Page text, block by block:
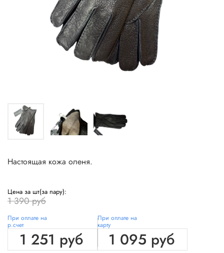
Настоящая кожа оленя.
Цена за шт(за пару):
1 390 руб
При оплате на
р.счет
1 251 руб
При оплате на
карту
1 095 руб